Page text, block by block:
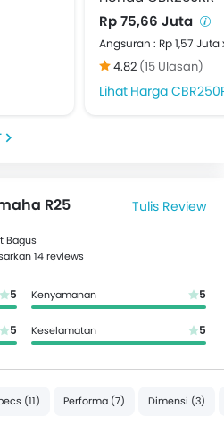
Rp 75,66 Juta
Angsuran : Rp 1,57 Juta
4.82 (15 Ulasan)
Harga
R25 Tulis Review
Bagus
14 reviews
5 Kenyamanan 5
5 Keselamatan 5
(11) Performa (7) Dimensi (3)